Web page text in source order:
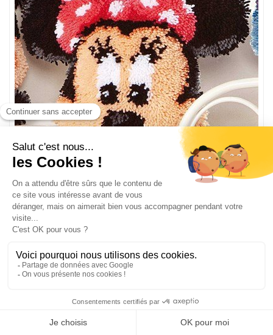
Kit tapis point noue disney tête de minnie de Vervaco
Kit complet tapis au point noué